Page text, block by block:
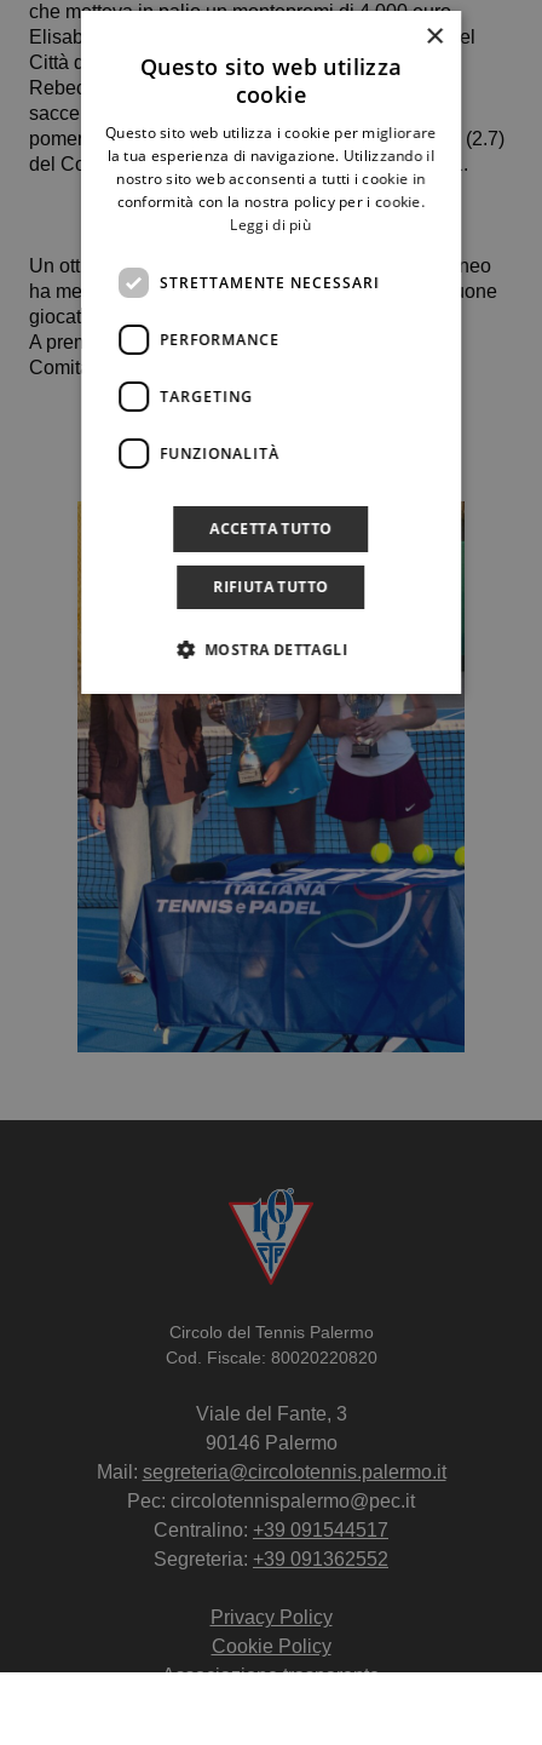
che metteva in palio un montepremi di 4.000 euro.
Elisabetta, dopo aver sconfitto Ludovica Taverna del
Città dei Templi, la catanese dell’Asd Le Roccette,
Rebecca Lo Pumo e ieri, in semifinale in tre set, la
saccense Alice Sclafani, classificata 2.7, questo
pomeriggio ha ceduto al cospetto di Lara Mancuso (2.7)
del Country Time Club che si è imposta per 6-0 6-1.
Un ottimo 2° posto per “Betta” che nel corso del torneo
ha messo a segno due belle vittorie contro delle buone
giocatrici come Lo Pumo e Sclafani.
A premiare le due finaliste, anche il presidente del
Comitato Regionale,
Circolo del Tennis Palermo
Cod. Fiscale: 80020220820
Viale del Fante, 3
90146 Palermo
Mail: segreteria@circolotennis.palermo.it
Pec: circolotennispalermo@pec.it
Centralino: +39 091544517
Segreteria: +39 091362552
Privacy Policy
Cookie Policy
Associazione trasparente
×
Questo sito web utilizza
cookie
Questo sito web utilizza i cookie per migliorare
la tua esperienza di navigazione. Utilizzando il
nostro sito web acconsenti a tutti i cookie in
conformità con la nostra policy per i cookie.
Leggi di più
STRETTAMENTE NECESSARI
PERFORMANCE
TARGETING
FUNZIONALITÀ
ACCETTA TUTTO
RIFIUTA TUTTO
MOSTRA DETTAGLI